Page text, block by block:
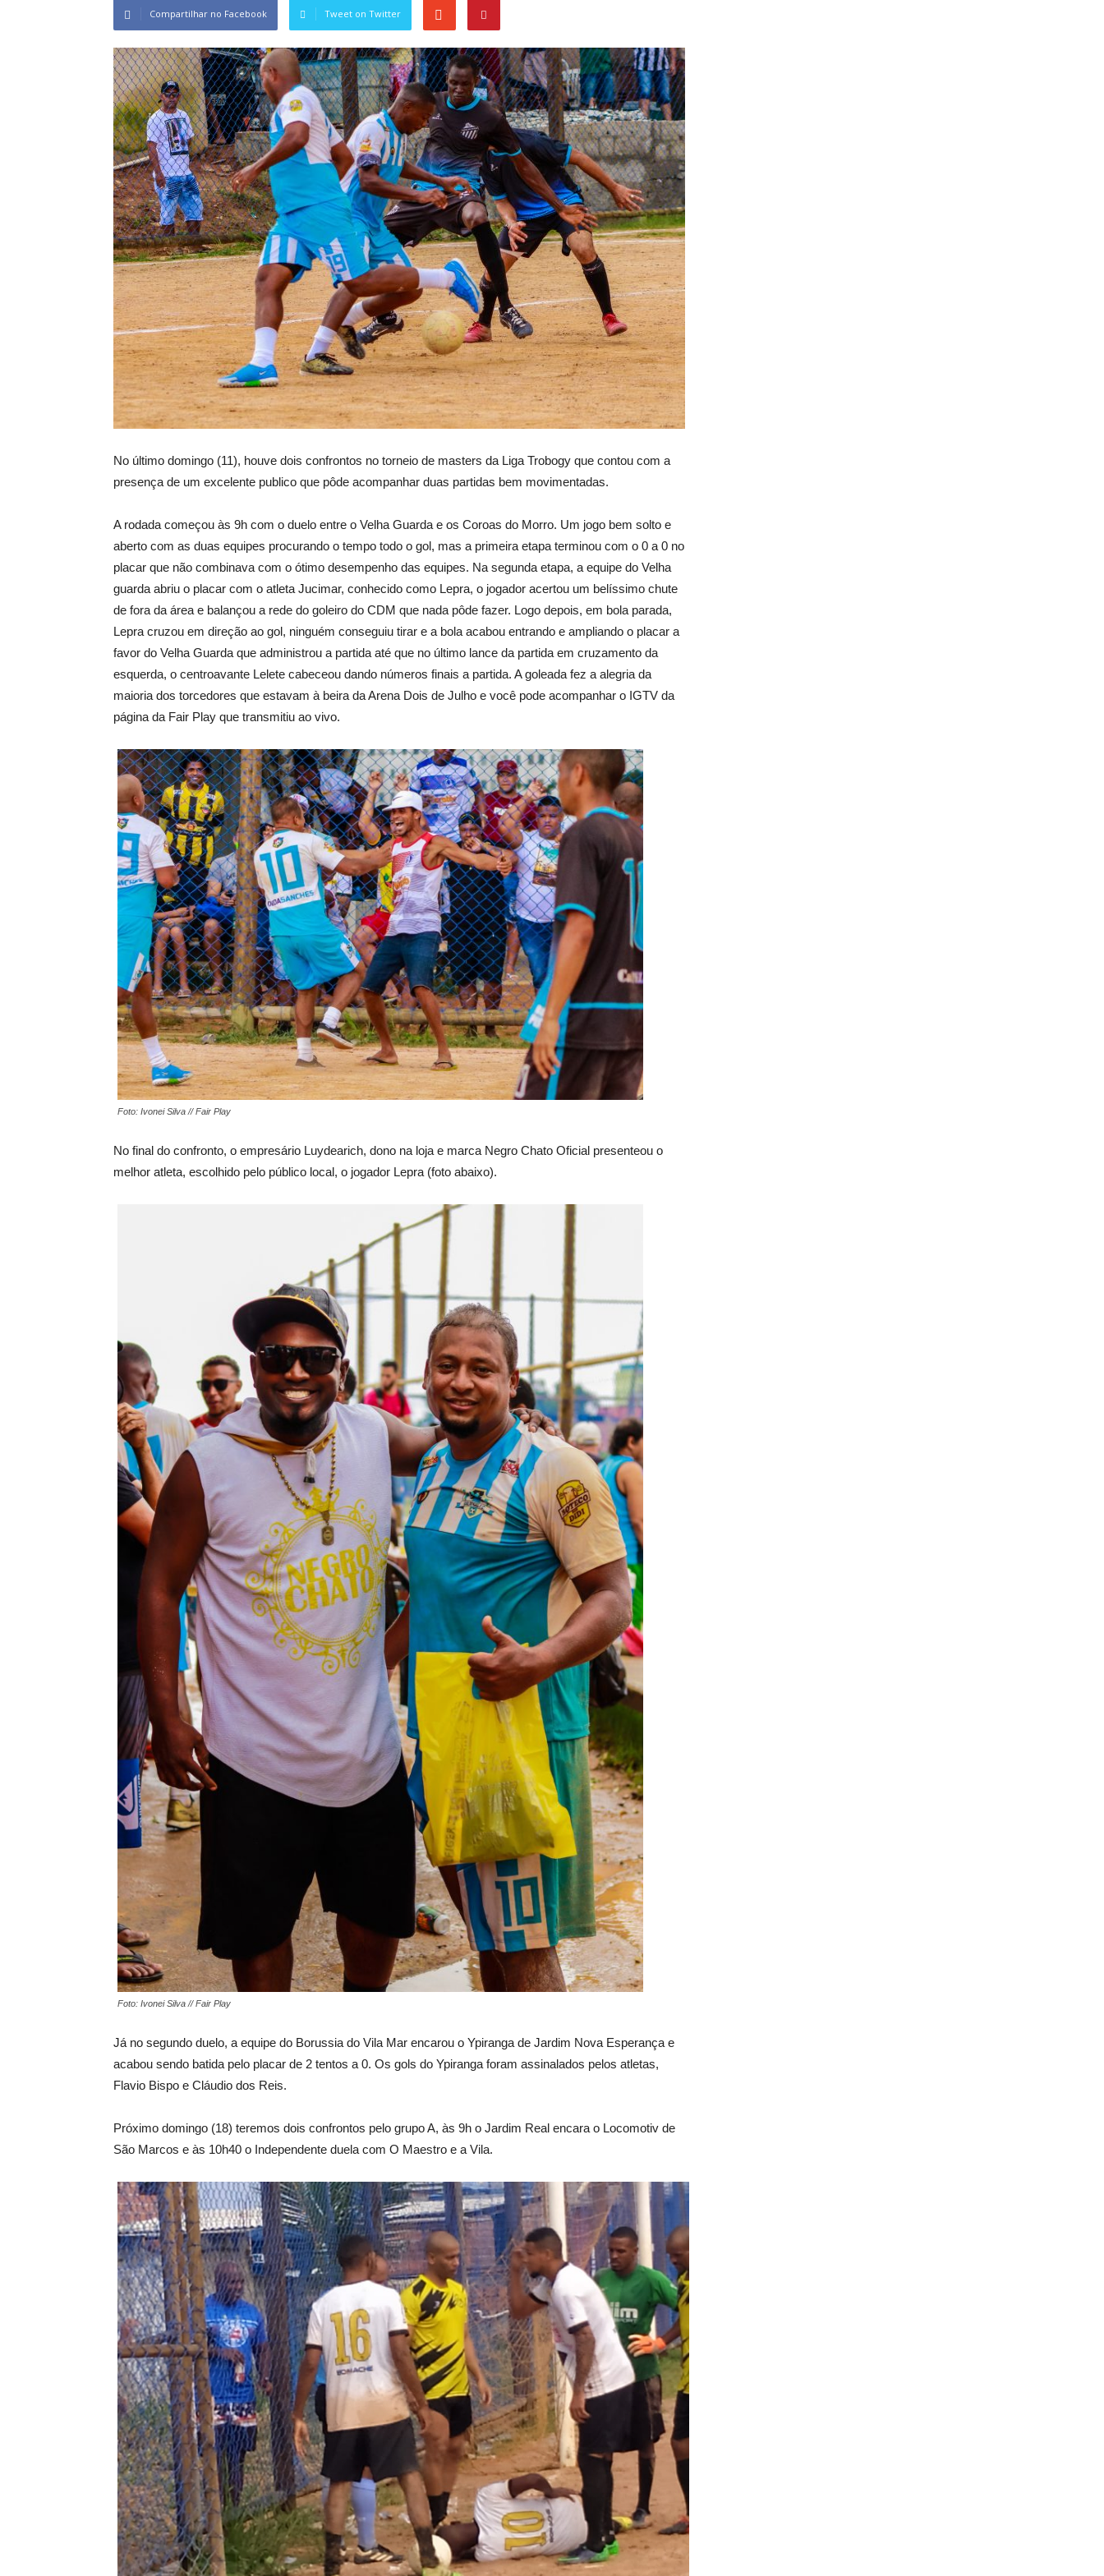
Compartilhar no Facebook Tweet on Twitter
No último domingo (11), houve dois confrontos no torneio de masters da Liga Trobogy que contou com a
presença de um excelente publico que pôde acompanhar duas partidas bem movimentadas.
A rodada começou às 9h com o duelo entre o Velha Guarda e os Coroas do Morro. Um jogo bem solto e
aberto com as duas equipes procurando o tempo todo o gol, mas a primeira etapa terminou com o 0 a 0 no
placar que não combinava com o ótimo desempenho das equipes. Na segunda etapa, a equipe do Velha
guarda abriu o placar com o atleta Jucimar, conhecido como Lepra, o jogador acertou um belíssimo chute
de fora da área e balançou a rede do goleiro do CDM que nada pôde fazer. Logo depois, em bola parada,
Lepra cruzou em direção ao gol, ninguém conseguiu tirar e a bola acabou entrando e ampliando o placar a
favor do Velha Guarda que administrou a partida até que no último lance da partida em cruzamento da
esquerda, o centroavante Lelete cabeceou dando números finais a partida. A goleada fez a alegria da
maioria dos torcedores que estavam à beira da Arena Dois de Julho e você pode acompanhar o IGTV da
página da Fair Play que transmitiu ao vivo.
Foto: Ivonei Silva // Fair Play
No final do confronto, o empresário Luydearich, dono na loja e marca Negro Chato Oficial presenteou o
melhor atleta, escolhido pelo público local, o jogador Lepra (foto abaixo).
Foto: Ivonei Silva // Fair Play
Já no segundo duelo, a equipe do Borussia do Vila Mar encarou o Ypiranga de Jardim Nova Esperança e
acabou sendo batida pelo placar de 2 tentos a 0. Os gols do Ypiranga foram assinalados pelos atletas,
Flavio Bispo e Cláudio dos Reis.
Próximo domingo (18) teremos dois confrontos pelo grupo A, às 9h o Jardim Real encara o Locomotiv de
São Marcos e às 10h40 o Independente duela com O Maestro e a Vila.